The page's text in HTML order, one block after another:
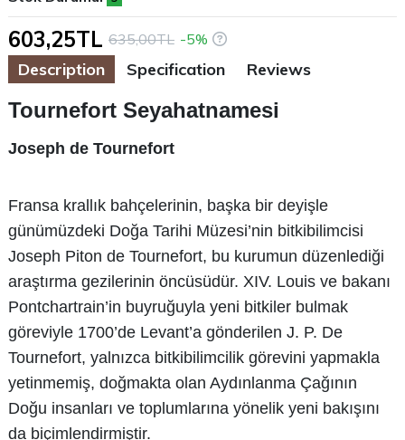
Description Specification Reviews
Tournefort Seyahatnamesi
Joseph de Tournefort
Fransa krallık bahçelerinin, başka bir deyişle
günümüzdeki Doğa Tarihi Müzesi’nin bitkibilimcisi
Joseph Piton de Tournefort, bu kurumun düzenlediği
araştırma gezilerinin öncüsüdür. XIV. Louis ve bakanı
Pontchartrain’in buyruğuyla yeni bitkiler bulmak
göreviyle 1700’de Levant’a gönderilen J. P. De
Tournefort, yalnızca bitkibilimcilik görevini yapmakla
yetinmemiş, doğmakta olan Aydınlanma Çağının
Doğu insanları ve toplumlarına yönelik yeni bakışını
da biçimlendirmiştir.
603,25TL 635,00TL -5%